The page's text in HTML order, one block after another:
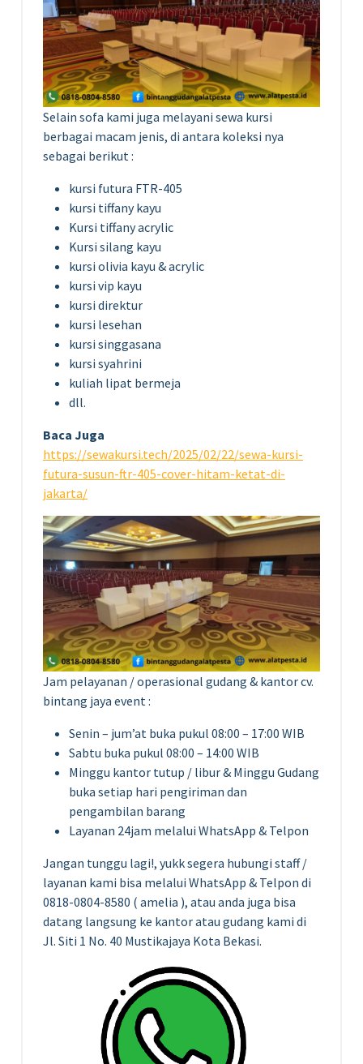
Selain sofa kami juga melayani sewa kursi
berbagai macam jenis, di antara koleksi nya
sebagai berikut :
kursi futura FTR-405
kursi tiffany kayu
Kursi tiffany acrylic
Kursi silang kayu
kursi olivia kayu & acrylic
kursi vip kayu
kursi direktur
kursi lesehan
kursi singgasana
kursi syahrini
kuliah lipat bermeja
dll.
Baca Juga
https://sewakursi.tech/2025/02/22/sewa-kursi-
futura-susun-ftr-405-cover-hitam-ketat-di-
jakarta/
Jam pelayanan / operasional gudang & kantor cv.
bintang jaya event :
Senin – jum’at buka pukul 08:00 – 17:00 WIB
Sabtu buka pukul 08:00 – 14:00 WIB
Minggu kantor tutup / libur & Minggu Gudang
buka setiap hari pengiriman dan
pengambilan barang
Layanan 24jam melalui WhatsApp & Telpon
Jangan tunggu lagi!, yukk segera hubungi staff /
layanan kami bisa melalui WhatsApp & Telpon di
0818-0804-8580 ( amelia ), atau anda juga bisa
datang langsung ke kantor atau gudang kami di
Jl. Siti 1 No. 40 Mustikajaya Kota Bekasi.